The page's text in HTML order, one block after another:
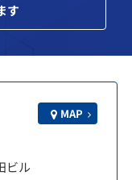
す
MAP
ビル